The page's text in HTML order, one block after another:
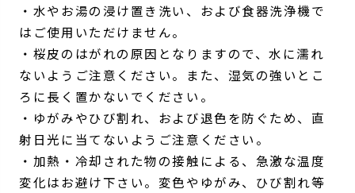
・水やお湯の浸け置き洗い、および食器洗浄機で
はご使用いただけません。
・桜皮のはがれの原因となりますので、水に濡れ
ないようご注意ください。また、湿気の強いとこ
ろに長く置かないでください。
・ゆがみやひび割れ、および退色を防ぐため、直
射日光に当てないようご注意ください。
・加熱・冷却された物の接触による、急激な温度
変化はお避け下さい。変色やゆがみ、ひび割れ等